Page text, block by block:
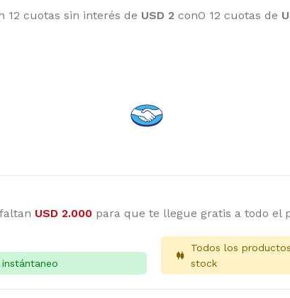
12 cuotas sin interés de USD 2 conO 12 cuotas de
USD2.000para que te llegue gratis a todo el
Todos los
stock